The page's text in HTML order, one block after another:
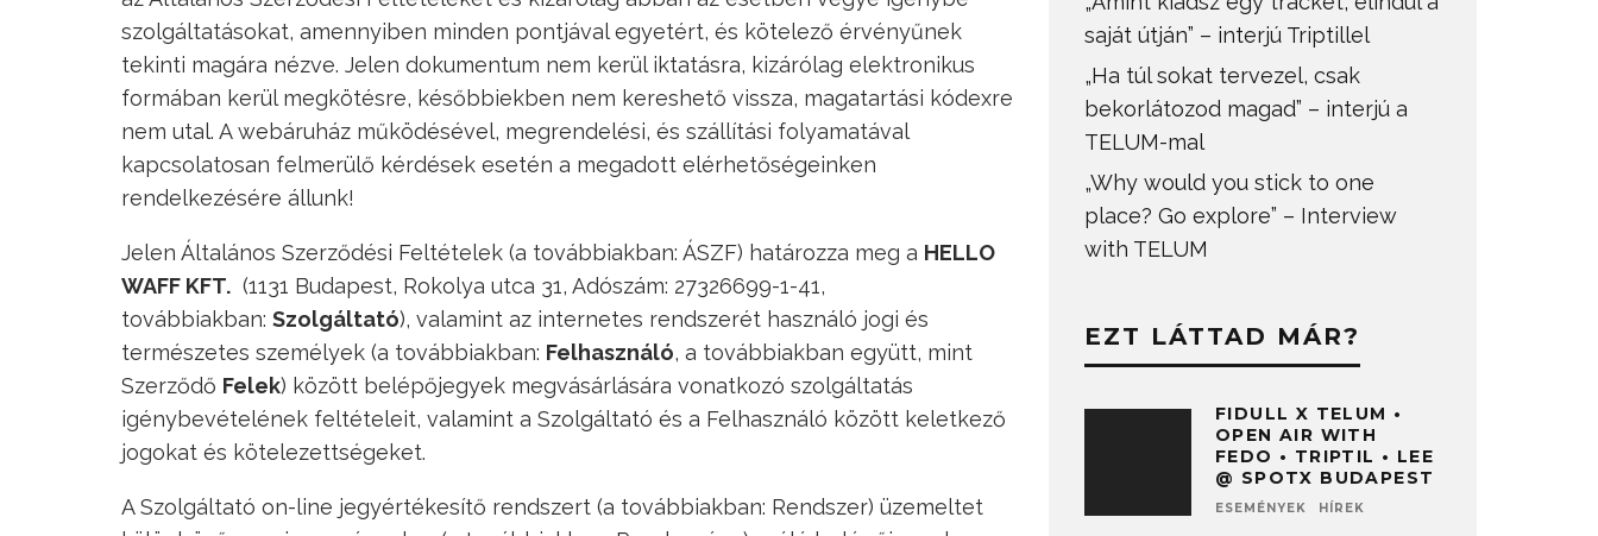
szolgáltatásokat, amennyiben minden pontjával egyetért, és kötelező érvényűnek
tekinti magára nézve. Jelen dokumentum nem kerül iktatásra, kizárólag elektronikus
formában kerül megkötésre, későbbiekben nem kereshető vissza, magatartási kódexre
nem utal. A webáruház működésével, megrendelési, és szállítási folyamatával
kapcsolatosan felmerülő kérdések esetén a megadott elérhetőségeinken
rendelkezésére állunk!
Jelen Általános Szerződési Feltételek (a továbbiakban: ÁSZF) határozza meg a HELLO
WAFF KFT. (1131 Budapest, Rokolya utca 31, Adószám: 27326699-1-41,
továbbiakban: Szolgáltató), valamint az internetes rendszerét használó jogi és
természetes személyek (a továbbiakban: Felhasználó, a továbbiakban együtt, mint
Szerződő Felek) között belépőjegyek megvásárlására vonatkozó szolgáltatás
igénybevételének feltételeit, valamint a Szolgáltató és a Felhasználó között keletkező
jogokat és kötelezettségeket.
A Szolgáltató on-line jegyértékesítő rendszert (a továbbiakban: Rendszer) üzemeltet
saját útján” – interjú Triptillel
„Ha túl sokat tervezel, csak
bekorlátozod magad” – interjú a
TELUM-mal
„Why would you stick to one
place? Go explore” – Interview
with TELUM
EZT LÁTTAD MÁR?
FIDULL X TELUM •
OPEN AIR WITH
FEDO • TRIPTIL • LEE
@ SPOTX BUDAPEST
ESEMÉNYEK HÍREK